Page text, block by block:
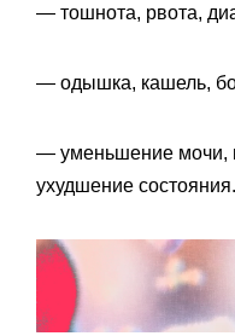
— тошнота, рвота,
— одышка, кашель,
— уменьшение мочи,
ухудшение состояния.